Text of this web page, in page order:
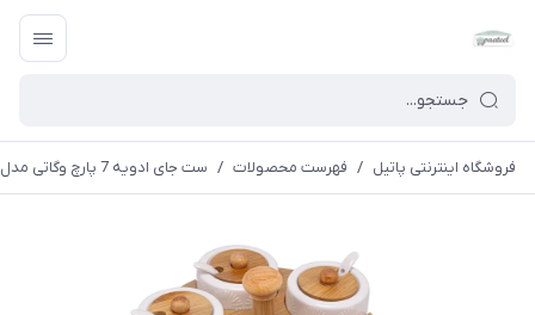
فروشگاه اینترنتی پاتیل / فهرست محصولات / ست جای ادویه 7 پارچ وگاتی مدل WS-223